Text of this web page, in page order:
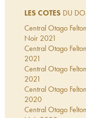
LES COTES DU
Central Otago
Noir 2021
Central Otago
2021
Central Otago
2021
Central Otago
2020
Central Otago